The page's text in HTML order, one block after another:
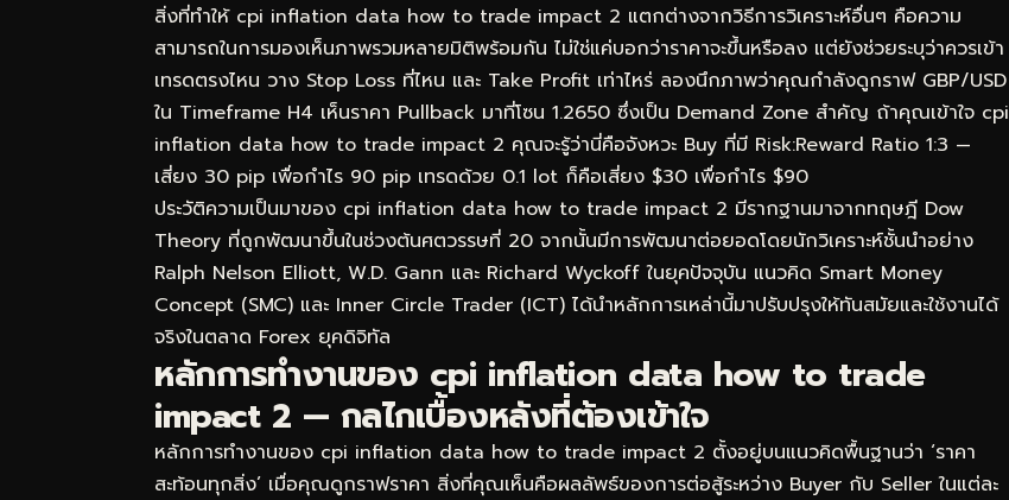
สิ่งที่ทำให้ cpi inflation data how to trade impact 2 แตกต่างจากวิธีการวิเคราะห์อื่นๆ คือความ
สามารถในการมองเห็นภาพรวมหลายมิติพร้อมกัน ไม่ใช่แค่บอกว่าราคาจะขึ้นหรือลง แต่ยังช่วยระบุว่าควรเข้า
เทรดตรงไหน วาง Stop Loss ที่ไหน และ Take Profit เท่าไหร่ ลองนึกภาพว่าคุณกำลังดูกราฟ GBP/USD
ใน Timeframe H4 เห็นราคา Pullback มาที่โซน 1.2650 ซึ่งเป็น Demand Zone สำคัญ ถ้าคุณเข้าใจ cpi
inflation data how to trade impact 2 คุณจะรู้ว่านี่คือจังหวะ Buy ที่มี Risk:Reward Ratio 1:3 —
เสี่ยง 30 pip เพื่อกำไร 90 pip เทรดด้วย 0.1 lot ก็คือเสี่ยง $30 เพื่อกำไร $90
ประวัติความเป็นมาของ cpi inflation data how to trade impact 2 มีรากฐานมาจากทฤษฎี Dow
Theory ที่ถูกพัฒนาขึ้นในช่วงต้นศตวรรษที่ 20 จากนั้นมีการพัฒนาต่อยอดโดยนักวิเคราะห์ชั้นนำอย่าง
Ralph Nelson Elliott, W.D. Gann และ Richard Wyckoff ในยุคปัจจุบัน แนวคิด Smart Money
Concept (SMC) และ Inner Circle Trader (ICT) ได้นำหลักการเหล่านี้มาปรับปรุงให้ทันสมัยและใช้งานได้
จริงในตลาด Forex ยุคดิจิทัล
หลักการทำงานของ cpi inflation data how to trade
impact 2 — กลไกเบื้องหลังที่ต้องเข้าใจ
หลักการทำงานของ cpi inflation data how to trade impact 2 ตั้งอยู่บนแนวคิดพื้นฐานว่า ‘ราคา
สะท้อนทุกสิ่ง’ เมื่อคุณดูกราฟราคา สิ่งที่คุณเห็นคือผลลัพธ์ของการต่อสู้ระหว่าง Buyer กับ Seller ในแต่ละ